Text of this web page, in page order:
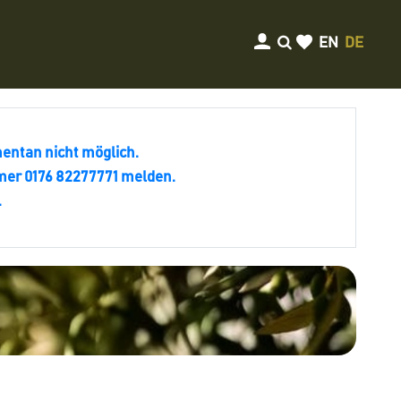
EN DE
nicht möglich.
0176 82277771 melden.